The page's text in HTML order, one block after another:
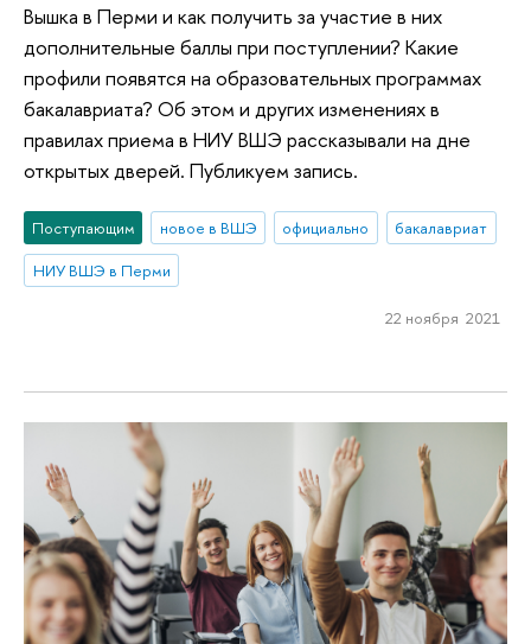
Вышка в Перми и как получить за участие в них
дополнительные баллы при поступлении? Какие
профили появятся на образовательных программах
бакалавриата? Об этом и других изменениях в
правилах приема в НИУ ВШЭ рассказывали на дне
открытых дверей. Публикуем запись.
Поступающим новое в ВШЭ официально
бакалавриат
НИУ ВШЭ в Перми
22 ноября 2021